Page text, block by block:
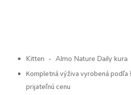
Kitten - Almo Nature Daily kura
Kompletná výživa vyrobená podľa
prijateľnú cenu